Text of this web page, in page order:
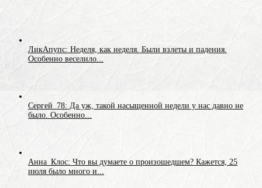
ЛикАпупс: Неделя, как неделя. Были взлеты и падения.
Особенно веселило...
Сергей_78: Да уж, такой насыщенной недели у нас давно не
было. Особенно...
Анна_Клос: Что вы думаете о произошедшем? Кажется, 25
июля было много и...